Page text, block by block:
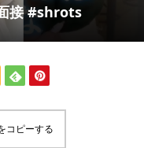
接 #shrots
コピーする